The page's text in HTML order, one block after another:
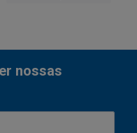
nossas